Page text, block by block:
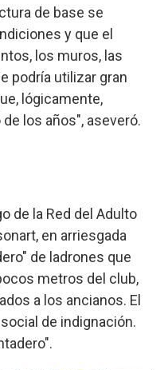
de base se
y que el
los muros, las
podría utilizar gran
lógicamente,
los años", aseveró.
de la Red del Adulto
en arriesgada
de ladrones que
metros del club,
a los ancianos. El
de indignación.